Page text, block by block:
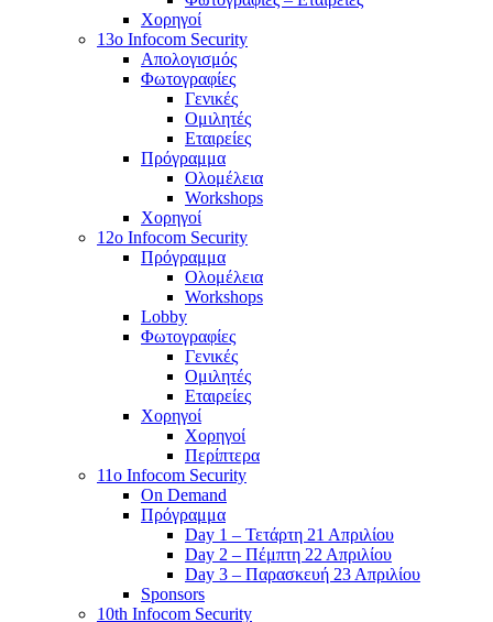
Χορηγοί
13o Infocom Security
Απολογισμός
Φωτογραφίες
Γενικές
Ομιλητές
Εταιρείες
Πρόγραμμα
Ολομέλεια
Workshops
Χορηγοί
12o Infocom Security
Πρόγραμμα
Ολομέλεια
Workshops
Lobby
Φωτογραφίες
Γενικές
Ομιλητές
Εταιρείες
Χορηγοί
Χορηγοί
Περίπτερα
11o Infocom Security
On Demand
Πρόγραμμα
Day 1 – Τετάρτη 21 Απριλίου
Day 2 – Πέμπτη 22 Απριλίου
Day 3 – Παρασκευή 23 Απριλίου
Sponsors
10th Infocom Security